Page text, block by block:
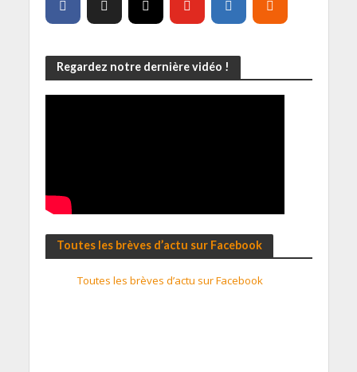
Regardez notre dernière vidéo !
Toutes les brèves d’actu sur Facebook
Toutes les brèves d’actu sur Facebook